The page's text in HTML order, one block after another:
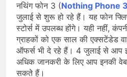
नथिंग फोन 3 (Nothing Phone 3
जुलाई से शुरू हो रहे हैं। यह फोन
स्टोर्स में उपलब्ध होंगे। यही नहीं,
ग्राहकों को एक साल की एक्सटेंडेड
ऑफर्स भी दे रहे हैं। 4 जुलाई से आप
अधिक जानकरी के लिए आप इनकी
सकते हैं।